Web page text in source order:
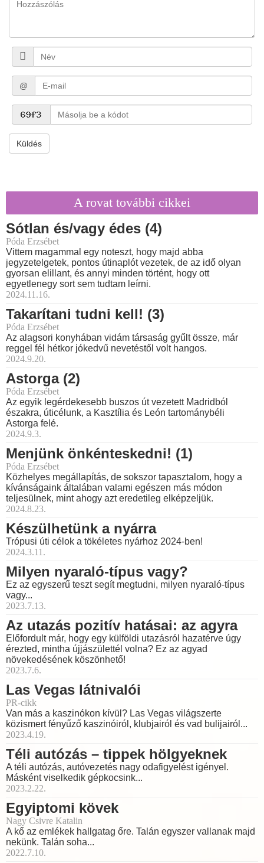
@
Küldés
A rovat további cikkei
Sótlan és/vagy édes (4)
Póda Erzsébet
Vittem magammal egy noteszt, hogy majd abba
jegyzetelgetek, pontos útinaplót vezetek, de az idő olyan
gyorsan elillant, és annyi minden történt, hogy ott
egyetlenegy sort sem tudtam leírni.
2024.11.16.
Takarítani tudni kell! (3)
Póda Erzsébet
Az alagsori konyhában vidám társaság gyűlt össze, már
reggel fél hétkor jókedvű nevetéstől volt hangos.
2024.9.20.
Astorga (2)
Póda Erzsébet
Az egyik legérdekesebb buszos út vezetett Madridból
északra, úticélunk, a Kasztília és León tartománybéli
Astorga felé.
2024.9.3.
Menjünk önkénteskedni! (1)
Póda Erzsébet
Közhelyes megállapítás, de sokszor tapasztalom, hogy a
kívánságaink általában valami egészen más módon
teljesülnek, mint ahogy azt eredetileg elképzeljük.
2024.8.23.
Készülhetünk a nyárra
Trópusi úti célok a tökéletes nyárhoz 2024-ben!
2024.3.11.
Milyen nyaraló-típus vagy?
Ez az egyszerű teszt segít megtudni, milyen nyaraló-típus
vagy...
2023.7.13.
Az utazás pozitív hatásai: az agyra
Előfordult már, hogy egy külföldi utazásról hazatérve úgy
érezted, mintha újjászülettél volna? Ez az agyad
növekedésének köszönhető!
2023.7.6.
Las Vegas látnivalói
PR-cikk
Van más a kaszinókon kívül? Las Vegas világszerte
közismert fényűző kaszinóiról, klubjairól és vad bulijairól...
2023.4.19.
Téli autózás – tippek hölgyeknek
A téli autózás, autóvezetés nagy odafigyelést igényel.
Másként viselkedik gépkocsink...
2023.2.22.
Egyiptomi kövek
Nagy Csivre Katalin
A kő az emlékek hallgatag őre. Talán egyszer vallanak majd
nekünk. Talán soha...
2022.7.10.